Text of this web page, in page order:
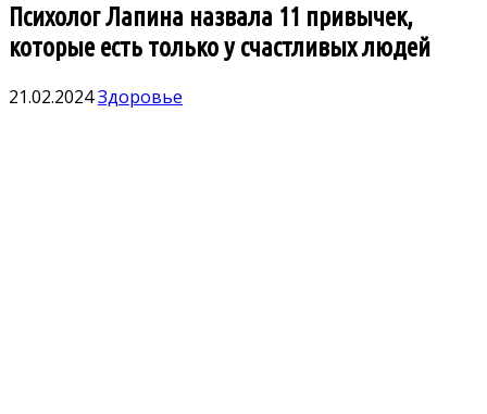
Психолог Лапина назвала 11 привычек,
которые есть только у счастливых людей
21.02.2024Здоровье